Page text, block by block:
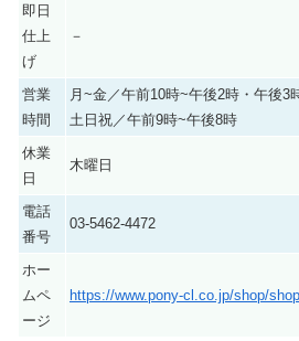
即日
仕上
げ
－
営業
時間
月~金／午前10時~午後2時・午後3
土日祝／午前9時~午後8時
休業
日
木曜日
電話
番号
03-5462-4472
ホー
ムペ
ージ
https://www.pony-cl.co.jp/shop/